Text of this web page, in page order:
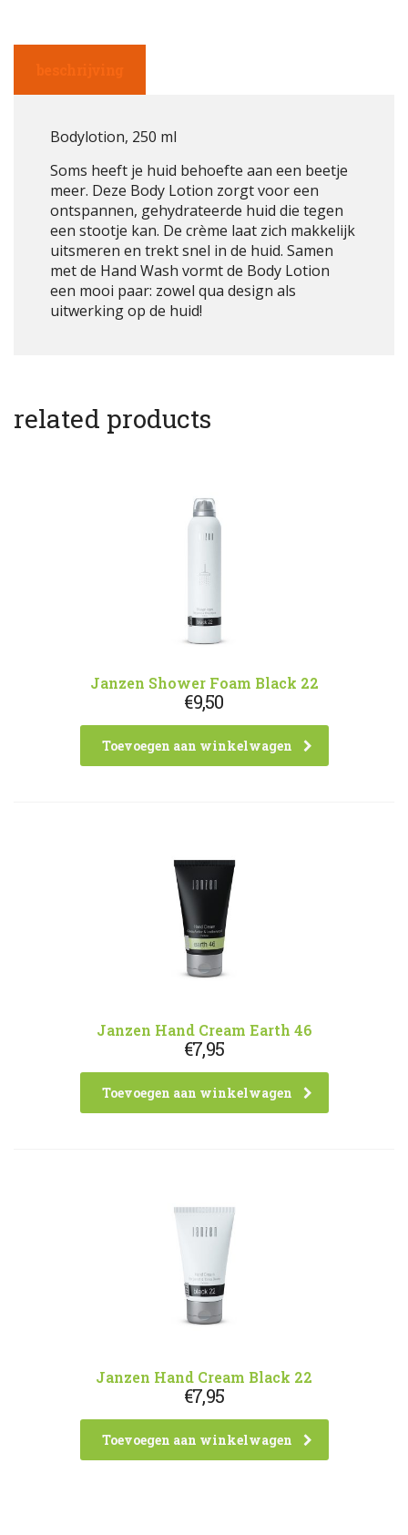
Bodylotion, 250 ml
Soms heeft je huid behoefte aan een beetje
meer. Deze Body Lotion zorgt voor een
ontspannen, gehydrateerde huid die tegen
een stootje kan. De crème laat zich makkelijk
uitsmeren en trekt snel in de huid. Samen
met de Hand Wash vormt de Body Lotion
een mooi paar: zowel qua design als
uitwerking op de huid!
related products
Janzen Shower Foam Black 22
€9,50
Toevoegen aan winkelwagen
Janzen Hand Cream Earth 46
€7,95
Toevoegen aan winkelwagen
Janzen Hand Cream Black 22
€7,95
Toevoegen aan winkelwagen